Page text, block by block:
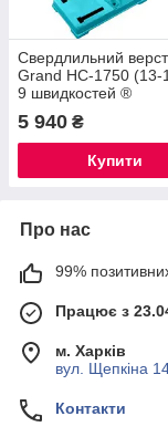
Свердлильний
Grand НС-1750 (13-
9 швидкостей ®
5 940 ₴
Купити
Про нас
99%
Працює з
м. Харків
вул. Щепкіна
Контакти